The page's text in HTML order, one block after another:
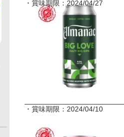
・賞味期限：2024/04/27
・賞味期限：2024/04/10